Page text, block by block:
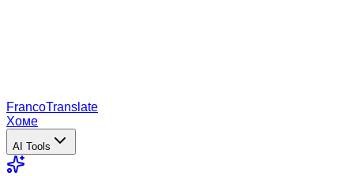
FrancoTranslate
Хоме
AI Tools